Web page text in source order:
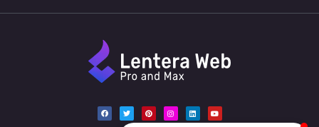
F
a
c
T
w
i
P
i
n
I
n
s
L
i
n
Y
o
u